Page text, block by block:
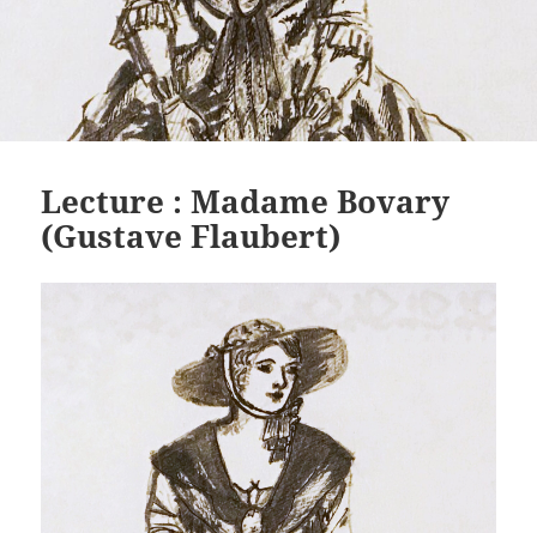
Lecture : Madame Bovary
(Gustave Flaubert)